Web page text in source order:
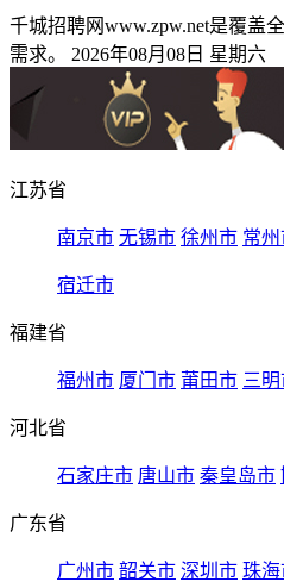
千城招聘网www.zpw.net是覆盖
需求。 2026年08月08日 星期六
江苏省
南京市 无锡市 徐州市 常
宿迁市
福建省
福州市 厦门市 莆田市 三
河北省
石家庄市 唐山市 秦皇岛市
广东省
广州市 韶关市 深圳市 珠海